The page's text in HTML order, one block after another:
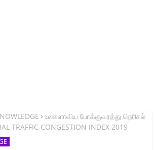
உலகளாவிய போக்குவரத்து நெரிசல்
TRAFFIC CONGESTION INDEX 2019